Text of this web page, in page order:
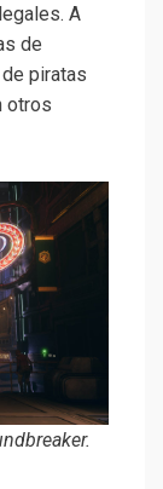
A
de
piratas
otros